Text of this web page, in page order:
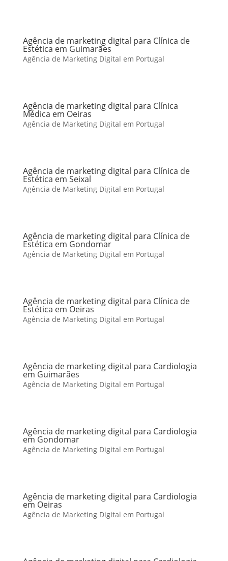
Agência de marketing digital para Clínica de
Estética em Guimarães
Agência de Marketing Digital em Portugal
Agência de marketing digital para Clínica
Médica em Oeiras
Agência de Marketing Digital em Portugal
Agência de marketing digital para Clínica de
Estética em Seixal
Agência de Marketing Digital em Portugal
Agência de marketing digital para Clínica de
Estética em Gondomar
Agência de Marketing Digital em Portugal
Agência de marketing digital para Clínica de
Estética em Oeiras
Agência de Marketing Digital em Portugal
Agência de marketing digital para Cardiologia
em Guimarães
Agência de Marketing Digital em Portugal
Agência de marketing digital para Cardiologia
em Gondomar
Agência de Marketing Digital em Portugal
Agência de marketing digital para Cardiologia
em Oeiras
Agência de Marketing Digital em Portugal